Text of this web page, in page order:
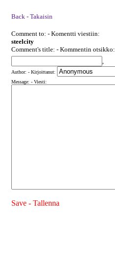
Back - Takaisin
Comment to: - Komentti viestiin:
steelcity
Comment's title: - Kommentin otsikko:
,
Author: - Kirjoittanut:
Message: - Viesti:
Save - Tallenna